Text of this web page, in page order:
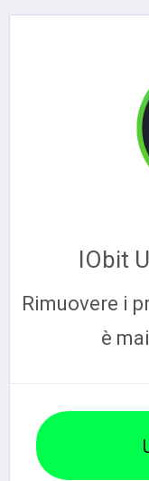
IObit
Rimuovere i
è